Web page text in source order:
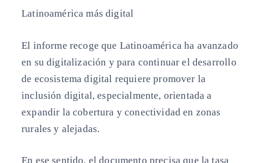
Latinoamérica más digital
El informe recoge que Latinoamérica ha avanzado
en su digitalización y para continuar el desarrollo
de ecosistema digital requiere promover la
inclusión digital, especialmente, orientada a
expandir la cobertura y conectividad en zonas
rurales y alejadas.
En ese sentido, el documento precisa que la tasa